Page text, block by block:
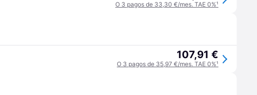
O 3 pagos de 33,30 €/mes. TAE 0%¹
107,91 €
O 3 pagos de 35,97 €/mes. TAE 0%¹